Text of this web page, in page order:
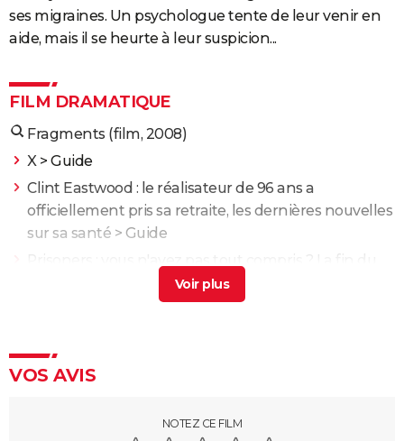
ses migraines. Un psychologue tente de leur venir en
aide, mais il se heurte à leur suspicion...
FILM DRAMATIQUE
Fragments (film, 2008)
X> Guide
Clint Eastwood : le réalisateur de 96 ans a
officiellement pris sa retraite, les dernières nouvelles
sur sa santé > Guide
film de Denis Villeneuve expliquée
d'explication
Films catastrophe : quels sont les meilleurs ? Notre
L'Odyssée : "chef d'oeuvre épique", "expérience
VOS AVIS
NOTEZ CE FILM